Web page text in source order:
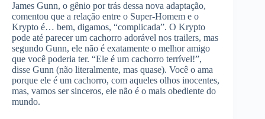
James Gunn, o gênio por trás dessa nova adaptação,
comentou que a relação entre o Super-Homem e o
Krypto é… bem, digamos, “complicada”. O Krypto
pode até parecer um cachorro adorável nos trailers, mas
segundo Gunn, ele não é exatamente o melhor amigo
que você poderia ter. “Ele é um cachorro terrível!”,
disse Gunn (não literalmente, mas quase). Você o ama
porque ele é um cachorro, com aqueles olhos inocentes,
mas, vamos ser sinceros, ele não é o mais obediente do
mundo.